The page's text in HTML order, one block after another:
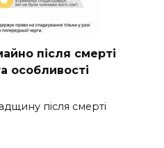
після смерті
особливості
після смерті